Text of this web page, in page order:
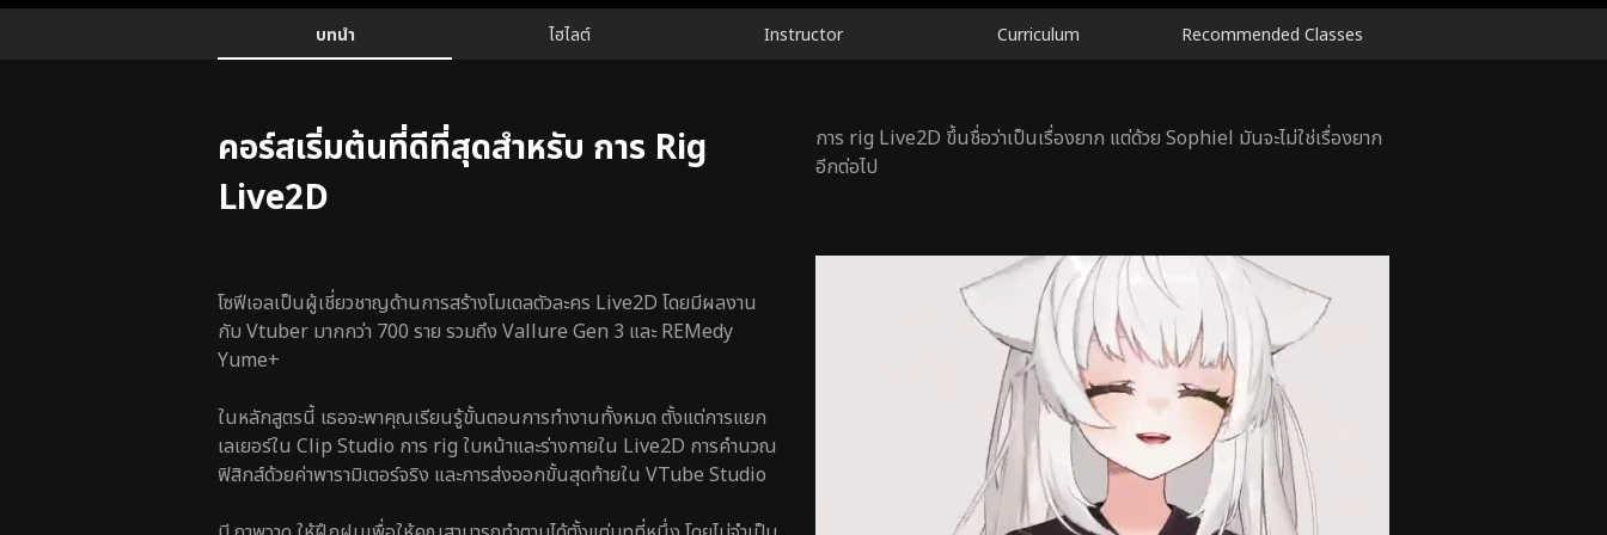
Configuration Information Shortcuts
บทนำ ไฮไลต์ Instructor Curriculum
Recommended Classes
คอร์สเริ่มต้นที่ดีที่สุดสำหรับ การ Rig
Live2D
การ rig Live2D ขึ้นชื่อว่าเป็นเรื่องยาก แต่ด้วย Sophiel มันจะไม่ใช่เรื่องยาก
อีกต่อไป
โซฟีเอลเป็นผู้เชี่ยวชาญด้านการสร้างโมเดลตัวละคร Live2D โดยมีผลงาน
กับ Vtuber มากกว่า 700 ราย รวมถึง Vallure Gen 3 และ REMedy
Yume+
ในหลักสูตรนี้ เธอจะพาคุณเรียนรู้ขั้นตอนการทำงานทั้งหมด ตั้งแต่การแยก
เลเยอร์ใน Clip Studio การ rig ใบหน้าและร่างกายใน Live2D การคำนวณ
ฟิสิกส์ด้วยค่าพารามิเตอร์จริง และการส่งออกขั้นสุดท้ายใน VTube Studio